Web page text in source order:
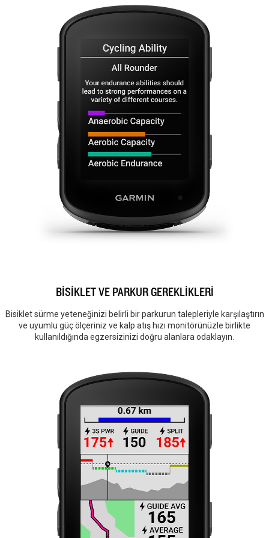
BİSİKLET VE PARKUR GEREKLİKLERİ
Bisiklet sürme yeteneğinizi belirli bir parkurun talepleriyle karşılaştırın
ve uyumlu güç ölçeriniz ve kalp atış hızı monitörünüzle birlikte
kullanıldığında egzersizinizi doğru alanlara odaklayın.